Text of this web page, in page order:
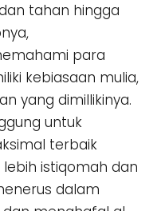
tahan hingga
para
kebiasaan mulia,
yang dimillikinya.
untuk
terbaik
istiqomah dan
dalam